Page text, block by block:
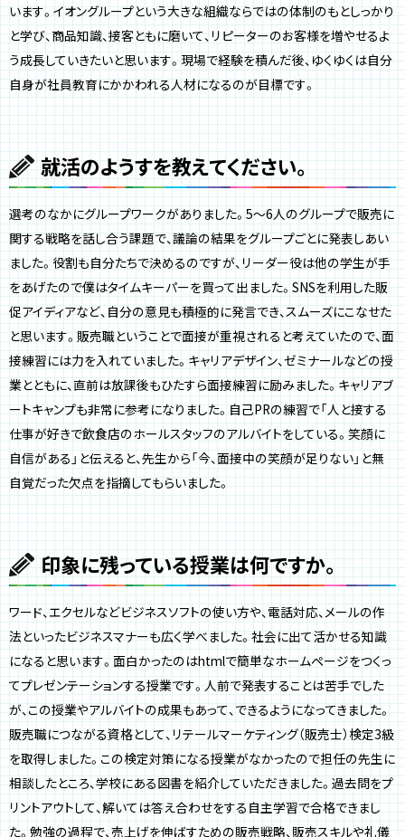
います。イオングループという大きな組織ならではの体制のもとしっかり
と学び、商品知識、接客ともに磨いて、リピーターのお客様を増やせるよ
う成長していきたいと思います。現場で経験を積んだ後、ゆくゆくは自分
自身が社員教育にかかわれる人材になるのが目標です。
就活のようすを教えてください。
選考のなかにグループワークがありました。5〜6人のグループで販売に
関する戦略を話し合う課題で、議論の結果をグループごとに発表しあい
ました。役割も自分たちで決めるのですが、リーダー役は他の学生が手
をあげたので僕はタイムキーパーを買って出ました。SNSを利用した販
促アイディアなど、自分の意見も積極的に発言でき、スムーズにこなせた
と思います。販売職ということで面接が重視されると考えていたので、面
接練習には力を入れていました。キャリアデザイン、ゼミナールなどの授
業とともに、直前は放課後もひたすら面接練習に励みました。キャリアブ
ートキャンプも非常に参考になりました。自己PRの練習で「人と接する
仕事が好きで飲食店のホールスタッフのアルバイトをしている。笑顔に
自信がある」と伝えると、先生から「今、面接中の笑顔が足りない」と無
自覚だった欠点を指摘してもらいました。
印象に残っている授業は何ですか。
ワード、エクセルなどビジネスソフトの使い方や、電話対応、メールの作
法といったビジネスマナーも広く学べました。社会に出て活かせる知識
になると思います。面白かったのはhtmlで簡単なホームページをつくっ
てプレゼンテーションする授業です。人前で発表することは苦手でした
が、この授業やアルバイトの成果もあって、できるようになってきました。
販売職につながる資格として、リテールマーケティング（販売士）検定3級
を取得しました。この検定対策になる授業がなかったので担任の先生に
相談したところ、学校にある図書を紹介していただきました。過去問をプ
リントアウトして、解いては答え合わせをする自主学習で合格できまし
た。勉強の過程で、売上げを伸ばすための販売戦略、販売スキルや礼儀